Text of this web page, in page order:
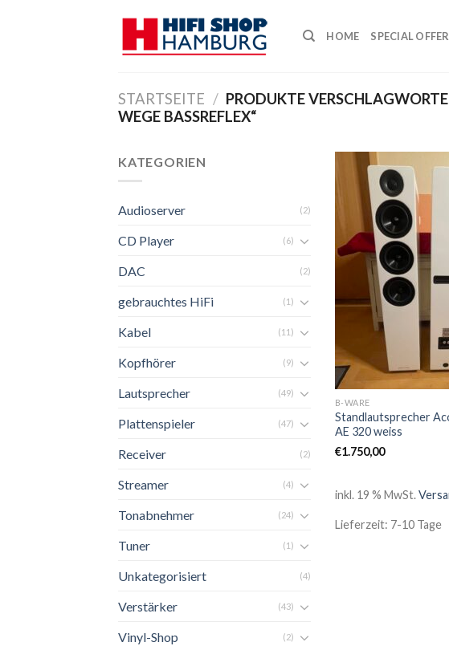
HOME SPECIAL OFFER
STARTSEITE / PRODUKTE
WEGE BASSREFLEX“
KATEGORIEN
Audioserver (2)
CD Player (6)
DAC (2)
gebrauchtes HiFi (1)
Kabel (11)
Kopfhörer (9)
Lautsprecher (49)
Plattenspieler (47)
Receiver (2)
Streamer (4)
Tonabnehmer (24)
Tuner (1)
Unkategorisiert (4)
Verstärker (43)
Vinyl-Shop (2)
B-WARE
Standlautsprecher
AE 320 weiss
€1.750,00
inkl. 19 % MwSt.
Lieferzeit: 7-10 Tage